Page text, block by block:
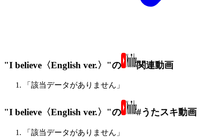
"I believe〈English ver.〉"の 関連動画
「該当データがありません」
"I believe〈English ver.〉"の #うたスキ動画
「該当データがありません」